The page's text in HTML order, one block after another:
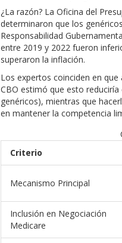
¿La razón? La Oficina del
determinaron que los
Responsabilidad
entre 2019 y 2022 fueron
superaron la inflación.
Los expertos coinciden en
CBO estimó que esto
genéricos), mientras que
en mantener la competencia
Criterio
Mecanismo Principal
Inclusión en Negociación
Medicare